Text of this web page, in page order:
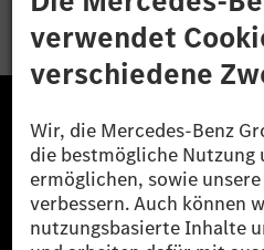
Die Mercedes-Benz
Die Mercedes-Benz Group AG
ist eines der erfolgreichsten